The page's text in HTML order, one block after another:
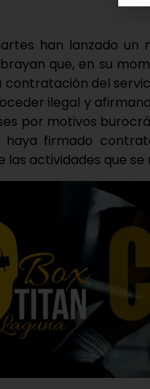
han lanzado
que, en su
contratación del
ilegal y
por motivos
haya firmado
las actividades que